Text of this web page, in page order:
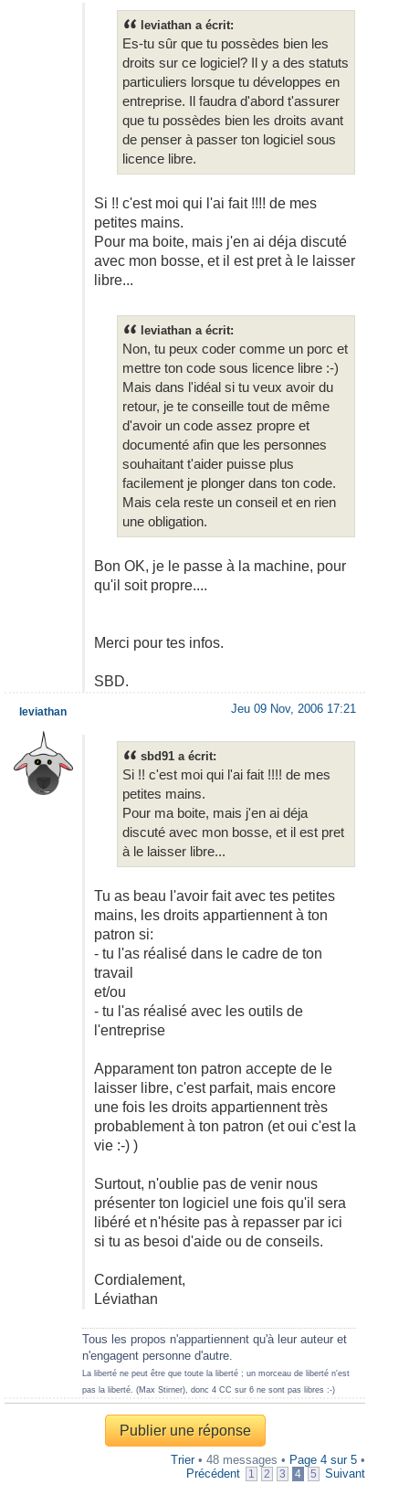
leviathan a écrit:
Es-tu sûr que tu possèdes bien les
droits sur ce logiciel? Il y a des statuts
particuliers lorsque tu développes en
entreprise. Il faudra d'abord t'assurer
que tu possèdes bien les droits avant
de penser à passer ton logiciel sous
licence libre.
Si !! c'est moi qui l'ai fait !!!! de mes
petites mains.
Pour ma boite, mais j'en ai déja discuté
avec mon bosse, et il est pret à le laisser
libre...
leviathan a écrit:
Non, tu peux coder comme un porc et
mettre ton code sous licence libre :-)
Mais dans l'idéal si tu veux avoir du
retour, je te conseille tout de même
d'avoir un code assez propre et
documenté afin que les personnes
souhaitant t'aider puisse plus
facilement je plonger dans ton code.
Mais cela reste un conseil et en rien
une obligation.
Bon OK, je le passe à la machine, pour
qu'il soit propre....
Merci pour tes infos.
SBD.
Jeu 09 Nov, 2006 17:21
sbd91 a écrit:
Si !! c'est moi qui l'ai fait !!!! de mes
petites mains.
Pour ma boite, mais j'en ai déja
discuté avec mon bosse, et il est pret
à le laisser libre...
Tu as beau l'avoir fait avec tes petites
mains, les droits appartiennent à ton
patron si:
- tu l'as réalisé dans le cadre de ton
travail
et/ou
- tu l'as réalisé avec les outils de
l'entreprise
Apparament ton patron accepte de le
laisser libre, c'est parfait, mais encore
une fois les droits appartiennent très
probablement à ton patron (et oui c'est la
vie :-) )
Surtout, n'oublie pas de venir nous
présenter ton logiciel une fois qu'il sera
libéré et n'hésite pas à repasser par ici
si tu as besoi d'aide ou de conseils.
Cordialement,
Léviathan
Tous les propos n'appartiennent qu'à leur auteur et
n'engagent personne d'autre.
La liberté ne peut être que toute la liberté ; un morceau de liberté n'est
pas la liberté. (Max Stirner), donc 4 CC sur 6 ne sont pas libres :-)
leviathan
Publier une réponse
Trier• 48 messages • Page 4 sur 5 •
Précédent
1 2 3 4 5 Suivant